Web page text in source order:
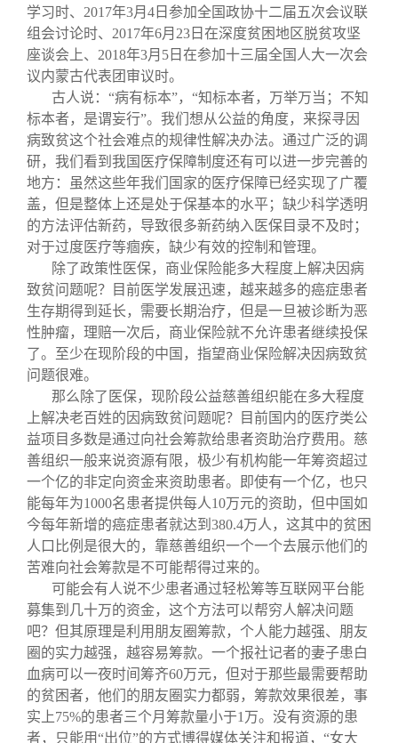
学习时、2017年3月4日参加全国政协十二届五次会议联
组会讨论时、2017年6月23日在深度贫困地区脱贫攻坚
座谈会上、2018年3月5日在参加十三届全国人大一次会
议内蒙古代表团审议时。
古人说：“病有标本”，“知标本者，万举万当；不知
标本者，是谓妄行”。我们想从公益的角度，来探寻因
病致贫这个社会难点的规律性解决办法。通过广泛的调
研，我们看到我国医疗保障制度还有可以进一步完善的
地方：虽然这些年我们国家的医疗保障已经实现了广覆
盖，但是整体上还是处于保基本的水平；缺少科学透明
的方法评估新药，导致很多新药纳入医保目录不及时；
对于过度医疗等痼疾，缺少有效的控制和管理。
除了政策性医保，商业保险能多大程度上解决因病
致贫问题呢？目前医学发展迅速，越来越多的癌症患者
生存期得到延长，需要长期治疗，但是一旦被诊断为恶
性肿瘤，理赔一次后，商业保险就不允许患者继续投保
了。至少在现阶段的中国，指望商业保险解决因病致贫
问题很难。
那么除了医保，现阶段公益慈善组织能在多大程度
上解决老百姓的因病致贫问题呢？目前国内的医疗类公
益项目多数是通过向社会筹款给患者资助治疗费用。慈
善组织一般来说资源有限，极少有机构能一年筹资超过
一个亿的非定向资金来资助患者。即使有一个亿，也只
能每年为1000名患者提供每人10万元的资助，但中国如
今每年新增的癌症患者就达到380.4万人，这其中的贫困
人口比例是很大的，靠慈善组织一个一个去展示他们的
苦难向社会筹款是不可能帮得过来的。
可能会有人说不少患者通过轻松筹等互联网平台能
募集到几十万的资金，这个方法可以帮穷人解决问题
吧？但其原理是利用朋友圈筹款，个人能力越强、朋友
圈的实力越强，越容易筹款。一个报社记者的妻子患白
血病可以一夜时间筹齐60万元，但对于那些最需要帮助
的贫困者，他们的朋友圈实力都弱，筹款效果很差，事
实上75%的患者三个月筹款量小于1万。没有资源的患
者，只能用“出位”的方式博得媒体关注和报道，“女大